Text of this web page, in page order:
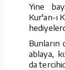
Yine
Kur'an-ı
Bunların
ablaya,
da